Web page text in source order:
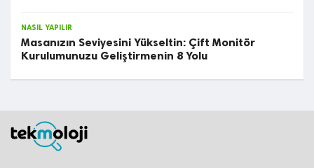
NASIL YAPILIR
Masanızın Seviyesini Yükseltin: Çift Monitör
Kurulumunuzu Geliştirmenin 8 Yolu